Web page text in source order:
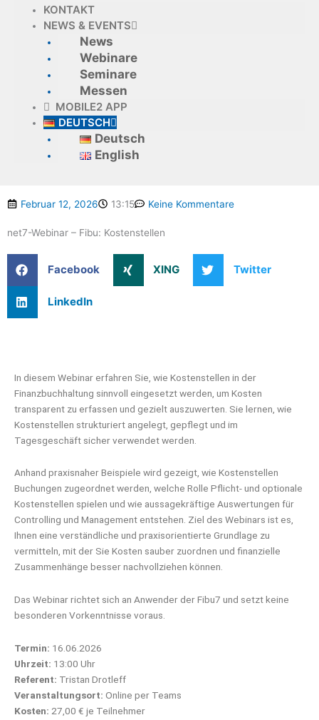
KONTAKT
NEWS & EVENTS
News
Webinare
Seminare
Messen
MOBILE2 APP
DEUTSCH
Deutsch
English
Februar 12, 2026 13:15 Keine Kommentare
net7-Webinar – Fibu: Kostenstellen
Facebook XING Twitter
LinkedIn
In diesem Webinar erfahren Sie, wie Kostenstellen in der
Finanzbuchhaltung sinnvoll eingesetzt werden, um Kosten
transparent zu erfassen und gezielt auszuwerten. Sie lernen, wie
Kostenstellen strukturiert angelegt, gepflegt und im
Tagesgeschäft sicher verwendet werden.
Anhand praxisnaher Beispiele wird gezeigt, wie Kostenstellen
Buchungen zugeordnet werden, welche Rolle Pflicht- und optionale
Kostenstellen spielen und wie aussagekräftige Auswertungen für
Controlling und Management entstehen. Ziel des Webinars ist es,
Ihnen eine verständliche und praxisorientierte Grundlage zu
vermitteln, mit der Sie Kosten sauber zuordnen und finanzielle
Zusammenhänge besser nachvollziehen können.
Das Webinar richtet sich an Anwender der Fibu7 und setzt keine
besonderen Vorkenntnisse voraus.
Termin: 16.06.2026
Uhrzeit: 13:00 Uhr
Referent: Tristan Drotleff
Veranstaltungsort: Online per Teams
Kosten: 27,00 € je Teilnehmer